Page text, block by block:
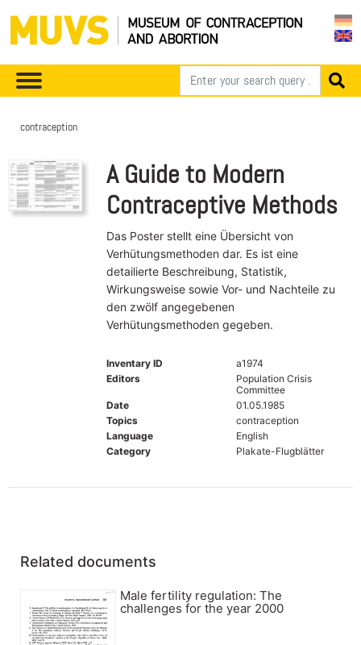
contraception
A Guide to Modern
Contraceptive Methods
Das Poster stellt eine Übersicht von
Verhütungsmethoden dar. Es ist eine
detailierte Beschreibung, Statistik,
Wirkungsweise sowie Vor- und Nachteile zu
den zwölf angegebenen
Verhütungsmethoden gegeben.
Inventary ID
a1974
Editors
Population Crisis
Committee
Date
01.05.1985
Topics
contraception
Language
English
Category
Plakate-Flugblätter
Related documents
Male fertility regulation: The
challenges for the year 2000